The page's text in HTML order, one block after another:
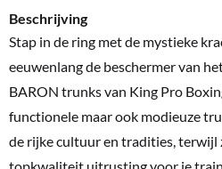
Beschrijving
Stap in de ring met de mystieke
eeuwenlang de beschermer van
BARON trunks van King Pro
functionele maar ook modieuze
de rijke cultuur en tradities, terwijl